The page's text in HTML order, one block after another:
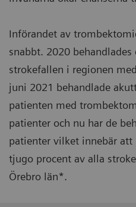
Införandet av
snabbt. 2020
strokefallen i regionen
juni 2021 behandlade
patienten med
patienter och nu har de
patienter vilket innebär
tjugo procent av alla
Örebro län*.